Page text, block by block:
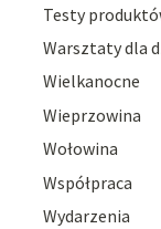
Testy
Warsztaty dla
Wielkanocne
Wieprzowina
Wołowina
Współpraca
Wydarzenia